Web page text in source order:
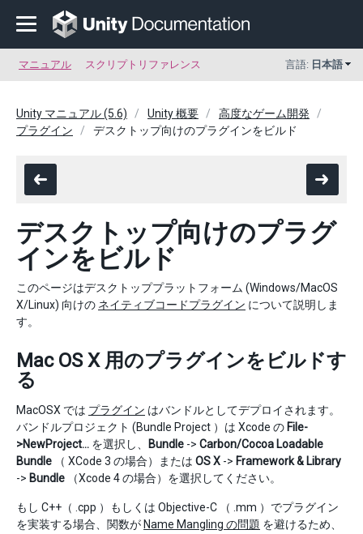
マニュアル スクリプトリファレンス 言語: 日本語
Unity マニュアル (5.6) Unity 概要
高度なゲーム開発
プラグイン
デスクトップ向けのプラグインをビルド
デスクトップ向けのプラグ
インをビルド
このページはデスクトッププラットフォーム (Windows/MacOS
X/Linux) 向けの ネイティブコードプラグイン について説明しま
す。
Mac OS X 用のプラグインをビルドす
る
MacOSX では プラグイン はバンドルとしてデプロイされます。
バンドルプロジェクト (Bundle Project ）は Xcode の File-
>NewProject… を選択し、 Bundle -> Carbon/Cocoa Loadable
Bundle （ XCode 3 の場合）または OS X -> Framework & Library
-> Bundle （Xcode 4 の場合）を選択してください。
もし C++（ .cpp ）もしくは Objective-C （ .mm ）でプラグイン
を実装する場合、関数が Name Mangling の問題 を避けるため、